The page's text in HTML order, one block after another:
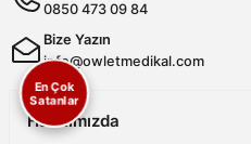
terletmeyen ve dayanıklı
kalıp ve model seçenekleriyle
profesyonel bir görünüm
sayesinde uzun saatler boyunca
aynı zamanda modern ve şık
Cerrahi Bonelerde Hijyen ve
Hijyenin en kritik unsurlardan biri
0850 473 09 84
Bize Yazın
info@owletmedikal.com
Hakkımızda
En Çok
Satanlar